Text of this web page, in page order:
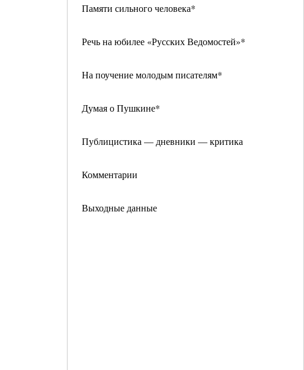
Памяти сильного человека*
Речь на юбилее «Русских Ведомостей»*
На поучение молодым писателям*
Думая о Пушкине*
Публицистика — дневники — критика
Комментарии
Выходные данные